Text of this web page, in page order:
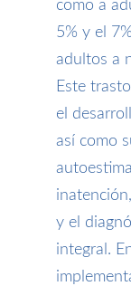
como a
5% y el
adultos a
Este
el
así como
y el
integral.